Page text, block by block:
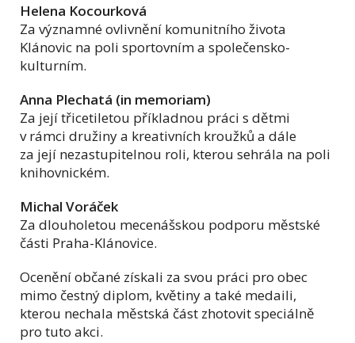
Helena Kocourková
Za významné ovlivnění komunitního života
Klánovic na poli sportovním a společensko-
kulturním.
Anna Plechatá (in memoriam)
Za její třicetiletou příkladnou práci s dětmi
v rámci družiny a kreativních kroužků a dále
za její nezastupitelnou roli, kterou sehrála na poli
knihovnickém.
Michal Voráček
Za dlouholetou mecenášskou podporu městské
části Praha-Klánovice.
Ocenění občané získali za svou práci pro obec
mimo čestný diplom, květiny a také medaili,
kterou nechala městská část zhotovit speciálně
pro tuto akci.